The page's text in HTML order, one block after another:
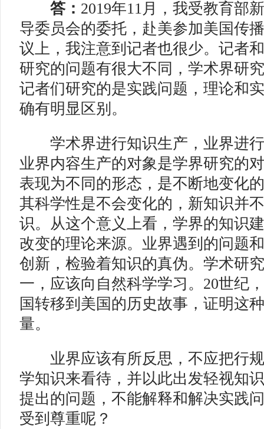
答： 2019年11月，我受教育部
导委员会的委托，赴美参加美国传
议上，我注意到记者也很少。记者
研究的问题有很大不同，学术界研
记者们研究的是实践问题，理论和
确有明显区别。
学术界进行知识生产，业界进行
业界内容生产的对象是学界研究的
表现为不同的形态，是不断地变化
其科学性是不会变化的，新知识并
识。从这个意义上看，学界的知识
改变的理论来源。业界遇到的问题
创新，检验着知识的真伪。学术研
一，应该向自然科学学习。20世纪
国转移到美国的历史故事，证明这
量。
业界应该有所反思，不应把行规
学知识来看待，并以此出发轻视知
提出的问题，不能解释和解决实践
受到尊重呢？